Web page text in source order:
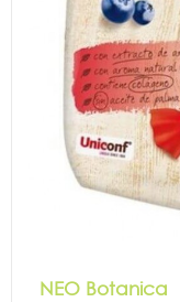
NEO Botanica